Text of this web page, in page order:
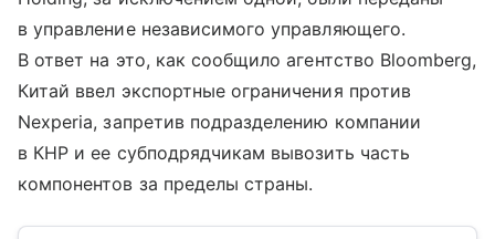
в управление независимого управляющего.
В ответ на это, как сообщило агентство Bloomberg,
Китай ввел экспортные ограничения против
Nexperia, запретив подразделению компании
в КНР и ее субподрядчикам вывозить часть
компонентов за пределы страны.